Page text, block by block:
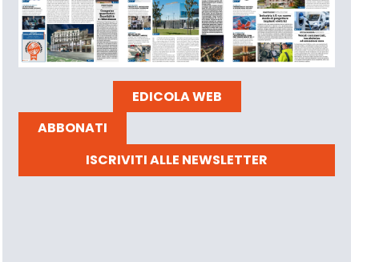
EDICOLA WEB
ABBONATI
ISCRIVITI ALLE NEWSLETTER